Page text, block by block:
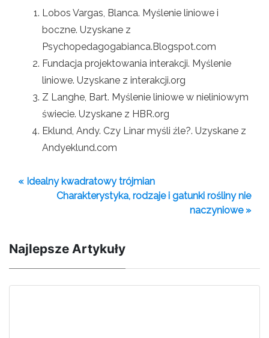
Lobos Vargas, Blanca. Myślenie liniowe i
boczne. Uzyskane z
Psychopedagogabianca.Blogspot.com
Fundacja projektowania interakcji. Myślenie
liniowe. Uzyskane z interakcji.org
Z Langhe, Bart. Myślenie liniowe w nieliniowym
świecie. Uzyskane z HBR.org
Eklund, Andy. Czy Linar myśli źle?. Uzyskane z
Andyeklund.com
« Idealny kwadratowy trójmian
Charakterystyka, rodzaje i gatunki rośliny nie
naczyniowe »
Najlepsze Artykuły